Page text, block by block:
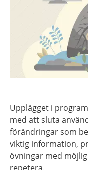
Upplägget i
med att sluta
förändringar som
viktig information,
övningar med